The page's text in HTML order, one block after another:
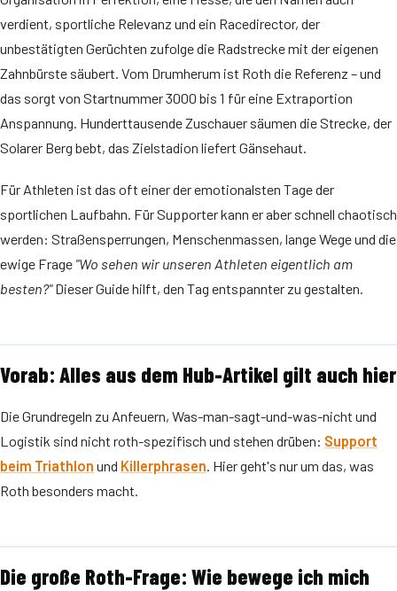
verdient, sportliche Relevanz und ein Racedirector, der
unbestätigten Gerüchten zufolge die Radstrecke mit der eigenen
Zahnbürste säubert. Vom Drumherum ist Roth die Referenz – und
das sorgt von Startnummer 3000 bis 1 für eine Extraportion
Anspannung. Hunderttausende Zuschauer säumen die Strecke, der
Solarer Berg bebt, das Zielstadion liefert Gänsehaut.
Für Athleten ist das oft einer der emotionalsten Tage der
sportlichen Laufbahn. Für Supporter kann er aber schnell chaotisch
werden: Straßensperrungen, Menschenmassen, lange Wege und die
ewige Frage "Wo sehen wir unseren Athleten eigentlich am
besten?"Dieser Guide hilft, den Tag entspannter zu gestalten.
Vorab: Alles aus dem Hub-Artikel gilt auch hier
Die Grundregeln zu Anfeuern, Was-man-sagt-und-was-nicht und
Logistik sind nicht roth-spezifisch und stehen drüben: Support
beim Triathlon und Killerphrasen. Hier geht's nur um das, was
Roth besonders macht.
Die große Roth-Frage: Wie bewege ich mich